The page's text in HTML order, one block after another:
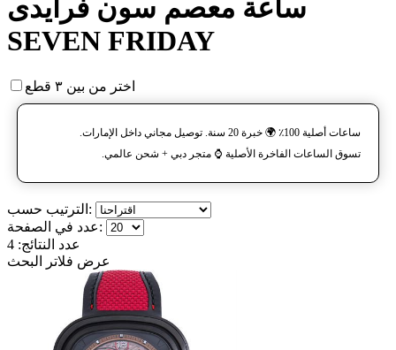
ساعة معصم سون فرایدی
SEVEN FRIDAY
اختر من بين ٣ قطع
ساعات أصلية 100٪ 🌍 خبرة 20 سنة. توصيل مجاني داخل الإمارات.
تسوق الساعات الفاخرة الأصلية ⌚️ متجر دبي + شحن عالمي.
الترتيب حسب:
عدد في الصفحة:
عدد النتائج: 4
عرض فلاتر البحث